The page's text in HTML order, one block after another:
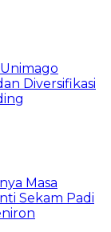
Diversifikasi
Masa
Sekam Padi